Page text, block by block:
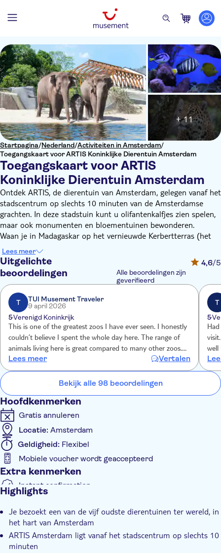
Startpagina/Nederland/Activiteiten in Amsterdam/
Toegangskaart voor ARTIS Koninklijke Dierentuin Amsterdam
Toegangskaart voor ARTIS
Koninklijke Dierentuin Amsterdam
+ 11
Ontdek ARTIS, de dierentuin van Amsterdam, gelegen vanaf het
stadscentrum op slechts 10 minuten van de Amsterdamse
grachten. In deze stadstuin kunt u olifantenkalfjes zien spelen,
maar ook monumenten en bloementuinen bewonderen.
Waan je in Madagaskar op het vernieuwde Kerbertterras (het
voormalige leeuwenverblijf) en bewonder hoe de
ringstaartmaki's, de rode rufflemuren en de Madagaskar-
stralenschildpadden hier samenleven. Wandel door het
historische stadspark, bewonder de monumentale gebouwen
en verken de botanische tuin, en neem een moment om te
relaxen in een van de vegetarische restaurants.
Bekijk het dagprogramma voor presentaties door de
dierenverzorgers, waar je meer te weten komt over jaguars,
Aziatische olifanten en vele andere dieren. Of je nu de natuur
wilt ontdekken, erover wilt leren of er zorg voor wilt dragen, bij
ARTIS kan het allemaal.
Bezoek het Planetarium voor een reis door de ruimte
(inbegrepen bij de entree). Ontdek sterren, planeten en
verwonder je over onze plek in het universum.
Lees meer
Uitgelichte
beoordelingen
4,6/5
Alle beoordelingen zijn
geverifieerd
T
TUI Musement Traveler
9 april 2026
5Verenigd Koninkrijk
This is one of the greatest zoos I have ever seen. I honestly
couldn’t believe I spent the whole day here. The range of
animals living here is great compared to many other zoos. I
loved seeing the elephants. The many different children
areas were a bonus feature. You must try the pizza, so tasty.
Lees meer Vertalen
T
5
well
Bekijk alle 98 beoordelingen
Hoofdkenmerken
Gratis annuleren
Locatie: Amsterdam
Geldigheid: Flexibel
Mobiele voucher wordt geaccepteerd
Extra kenmerken
Instant confirmation
Rolstoeltoegankelijk
Highlights
Je bezoekt een van de vijf oudste dierentuinen ter wereld, in
het hart van Amsterdam
ARTIS Amsterdam ligt vanaf het stadscentrum op slechts 10
minuten